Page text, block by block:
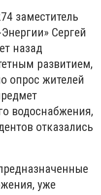
заместитель
Сергей
назад
развитием,
опрос жителей
водоснабжения,
отказались
уже